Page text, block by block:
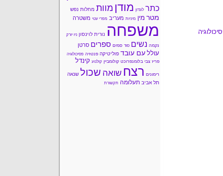
כתר לונדון מודן מוות מחלות נפש
מטר מין מיניות מעריב מפרי עטי משטרה
משפחה נורית לוינסון ניו יורק
נקמה נשים סוד סמים ספרים סרטן
עולל עם עובד פוליטיקה פנטזיה פסיכולוגיה
פריז צבי בלומנפרוכט קולומביין קולנוע קינדל
רימונים רצח שואה שכול שנאה
תל אביב תעלומה תקשורת